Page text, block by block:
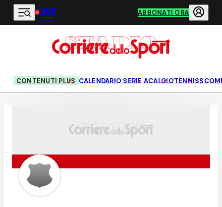
Vai al contenuto principale
LIVE ABBONATI ORA
CONTENUTI PLUS CALENDARIO SERIE ACALCIOTENNIS